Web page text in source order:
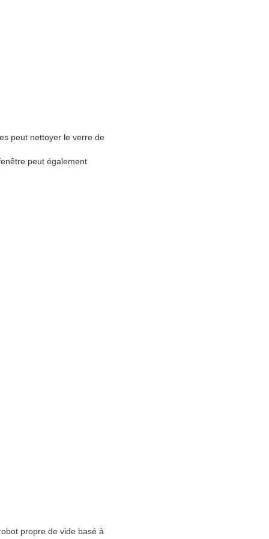
peut nettoyer le verre de
peut également
propre de vide basé à